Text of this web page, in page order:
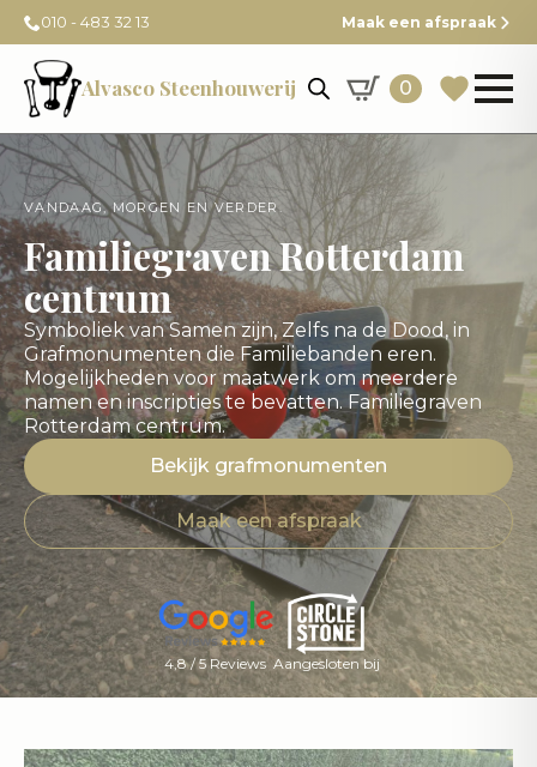
010 - 483 32 13 Maak een afspraak
Alvasco Steenhouwerij 0
VANDAAG, MORGEN EN VERDER.
Familiegraven Rotterdam
centrum
Symboliek van Samen zijn, Zelfs na de Dood, in
Grafmonumenten die Familiebanden eren.
Mogelijkheden voor maatwerk om meerdere
namen en inscripties te bevatten. Familiegraven
Rotterdam centrum.
Bekijk grafmonumenten
Maak een afspraak
4,8 / 5 Reviews Aangesloten bij